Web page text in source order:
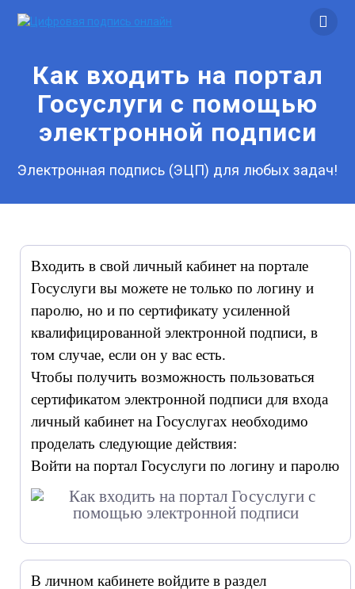
Как входить на портал
Госуслуги с помощью
электронной подписи
Электронная подпись (ЭЦП) для любых задач!
Входить в свой личный кабинет на портале
Госуслуги вы можете не только по логину и
паролю, но и по сертификату усиленной
квалифицированной электронной подписи, в
том случае, если он у вас есть.
Чтобы получить возможность пользоваться
сертификатом электронной подписи для входа
личный кабинет на Госуслугах необходимо
проделать следующие действия:
Войти на портал Госуслуги по логину и паролю
В личном кабинете войдите в раздел